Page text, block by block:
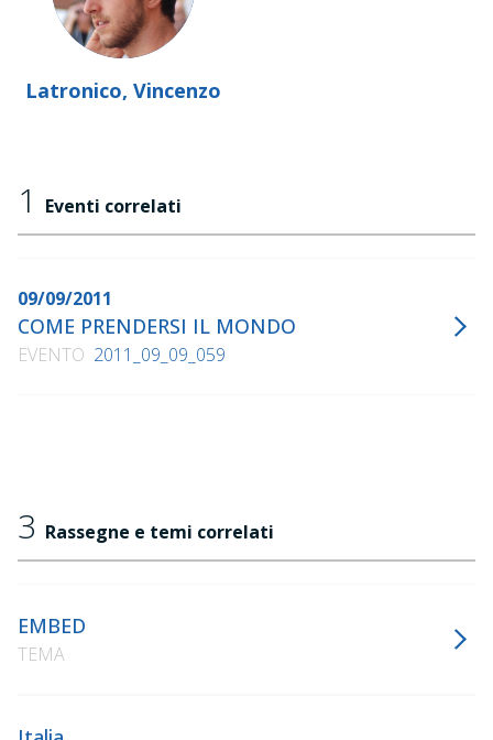
Latronico, Vincenzo
1 Eventi correlati
09/09/2011
COME PRENDERSI IL MONDO
EVENTO 2011_09_09_059
3 Rassegne e temi correlati
EMBED
TEMA